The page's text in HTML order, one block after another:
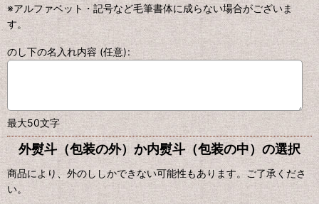
※アルファベット・記号など毛筆書体に成らない場合がございま
す。
のし下の名入れ内容(任意):
最大50文字
外熨斗（包装の外）か内熨斗（包装の中）の選択
商品により、外のししかできない可能性もあります。ご了承くださ
い。